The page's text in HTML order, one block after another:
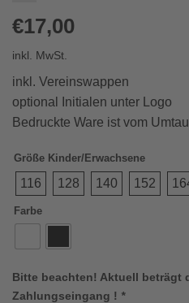
€17,00
inkl. MwSt.
inkl. Vereinswappen
optional Initialen unter Logo
Bedruckte Ware ist vom
Größe Kinder/Erwachsene
116 128 140 152
Farbe
Bitte beachten! Aktuell beträgt
Zahlungseingang ! *